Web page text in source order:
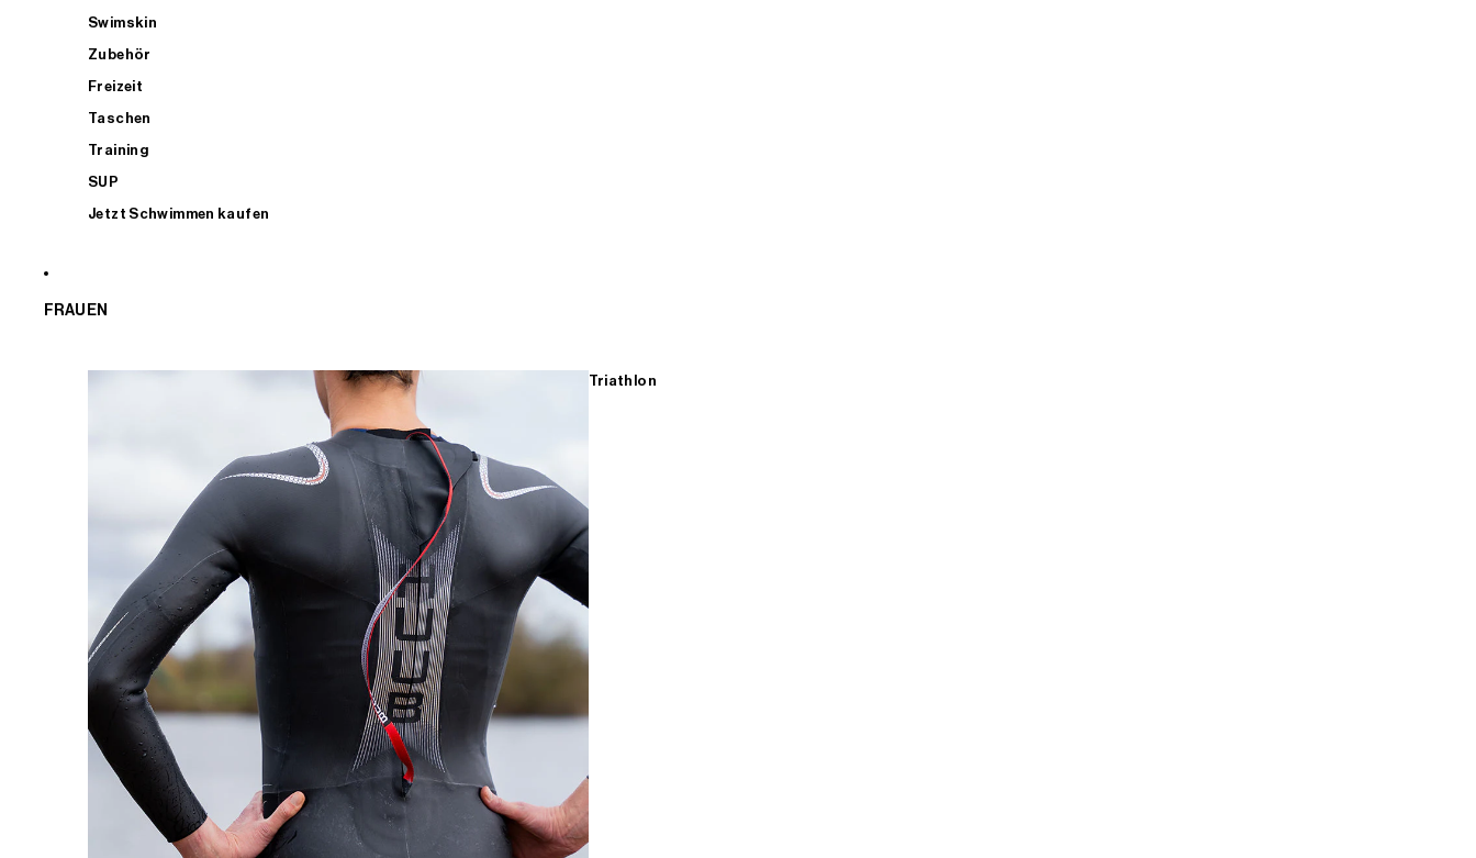
Swimskin
Zubehör
Freizeit
Taschen
Training
SUP
Jetzt Schwimmen kaufen
FRAUEN
Triathlon